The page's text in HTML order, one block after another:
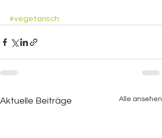
#vegetarisch
Aktuelle Beiträge Alle ansehen